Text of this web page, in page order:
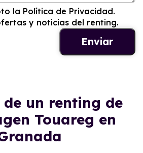
la Política de Privacidad.
y noticias del renting.
un renting de
Touareg en